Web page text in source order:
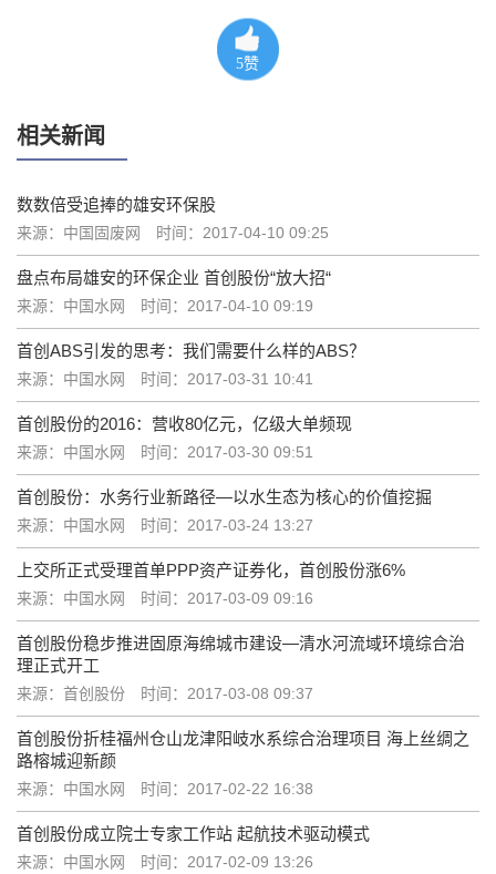
5赞
相关新闻
数数倍受追捧的雄安环保股
来源：中国固废网 时间：2017-04-10 09:25
盘点布局雄安的环保企业 首创股份“放大招“
来源：中国水网 时间：2017-04-10 09:19
首创ABS引发的思考：我们需要什么样的ABS？
来源：中国水网 时间：2017-03-31 10:41
首创股份的2016：营收80亿元，亿级大单频现
来源：中国水网 时间：2017-03-30 09:51
首创股份：水务行业新路径—以水生态为核心的价值挖掘
来源：中国水网 时间：2017-03-24 13:27
上交所正式受理首单PPP资产证券化，首创股份涨6%
来源：中国水网 时间：2017-03-09 09:16
首创股份稳步推进固原海绵城市建设—清水河流域环境综合治
理正式开工
来源：首创股份 时间：2017-03-08 09:37
首创股份折桂福州仓山龙津阳岐水系综合治理项目 海上丝绸之
路榕城迎新颜
来源：中国水网 时间：2017-02-22 16:38
首创股份成立院士专家工作站 起航技术驱动模式
来源：中国水网 时间：2017-02-09 13:26